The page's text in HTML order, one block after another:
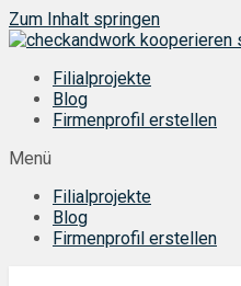
Zum Inhalt springen
Filialprojekte
Blog
Firmenprofil erstellen
Menü
Filialprojekte
Blog
Firmenprofil erstellen